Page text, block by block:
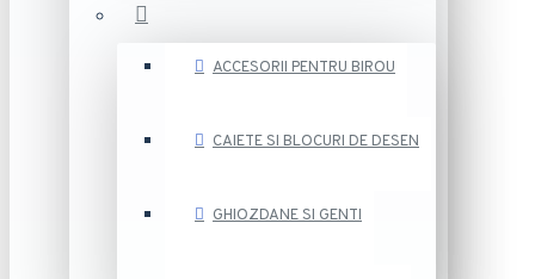
ACCESORII PENTRU BIROU
CAIETE SI BLOCURI DE DESEN
GHIOZDANE SI GENTI